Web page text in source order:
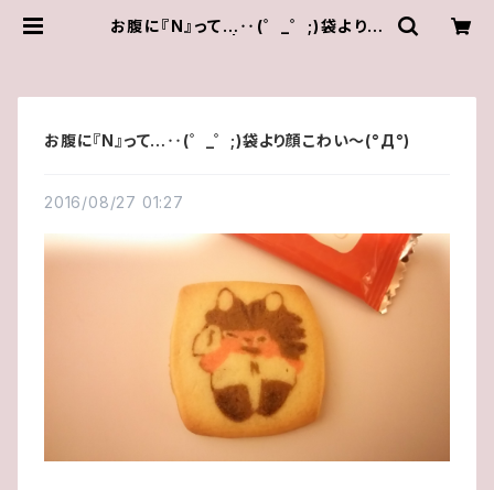
お腹に『N』って…‥(゜_゜;)袋より顔
お腹に『N』って…‥(゜_゜;)袋より顔こわい～(°Д°)
2016/08/27 01:27